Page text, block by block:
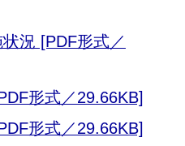
況 [PDF形式／
形式／29.66KB]
形式／29.66KB]